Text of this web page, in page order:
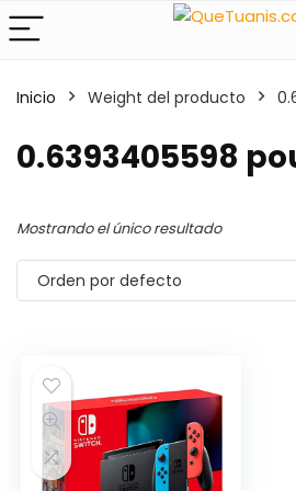
Inicio Weight del producto
0.6393405598
Mostrando el único resultado
Orden por defecto